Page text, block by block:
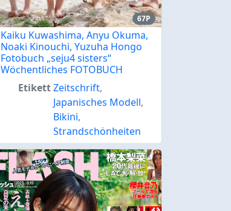
67P
Kaiku Kuwashima, Anyu Okuma,
Noaki Kinouchi, Yuzuha Hongo
Fotobuch „seju4 sisters“
Wöchentliches FOTOBUCH
EtikettZeitschrift,
Japanisches Modell,
Bikini,
Strandschönheiten